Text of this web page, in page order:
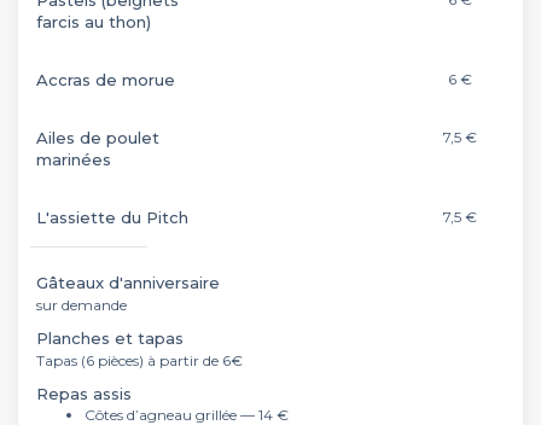
farcis au thon)
Accras de morue 6 €
Ailes de poulet
marinées
7,5 €
L'assiette du Pitch 7,5 €
Gâteaux d'anniversaire
sur demande
Planches et tapas
Tapas (6 pièces) à partir de 6€
Repas assis
Côtes d’agneau grillée — 14 €